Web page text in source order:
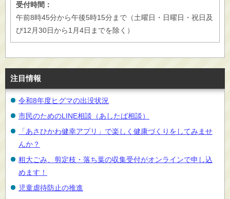
受付時間：
午前8時45分から午後5時15分まで（土曜日・日曜日・祝日及
び12月30日から1月4日までを除く）
注目情報
令和8年度ヒグマの出没状況
市民のためのLINE相談（あしたば相談）
「あさひかわ健幸アプリ」で楽しく健康づくりをしてみませ
んか？
粗大ごみ、剪定枝・落ち葉の収集受付がオンラインで申し込
めます！
児童虐待防止の推進